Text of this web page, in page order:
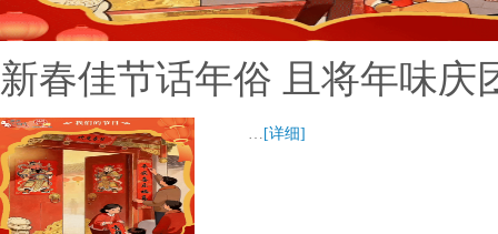
新春佳节话年俗 且将年味庆
… [详细]